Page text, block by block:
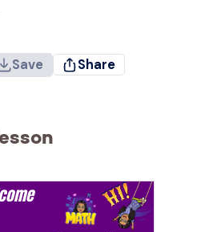
Save Share